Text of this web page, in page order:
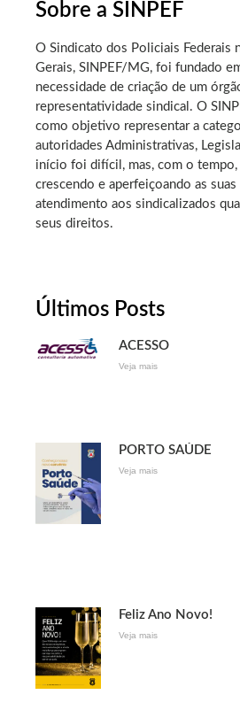
Sobre a SINPEF
O Sindicato dos Policiais Federais
Gerais, SINPEF/MG, foi fundado
necessidade de criação de um
representatividade sindical. O
como objetivo representar a
autoridades Administrativas,
início foi difícil, mas, com o
crescendo e aperfeiçoando as
atendimento aos sindicalizados
seus direitos.
Últimos Posts
ACESSO
Veja mais
PORTO SAÚDE
Veja mais
Feliz Ano Novo!
Veja mais